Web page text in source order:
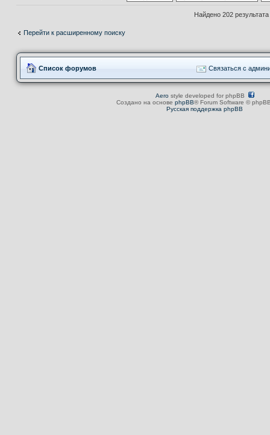
Найдено 202 результата
Перейти к расширенному поиску
Список форумов Связаться с
Aerostyle developed for phpBB
Создано на основе phpBB® Forum Software ©
Русская поддержка phpBB